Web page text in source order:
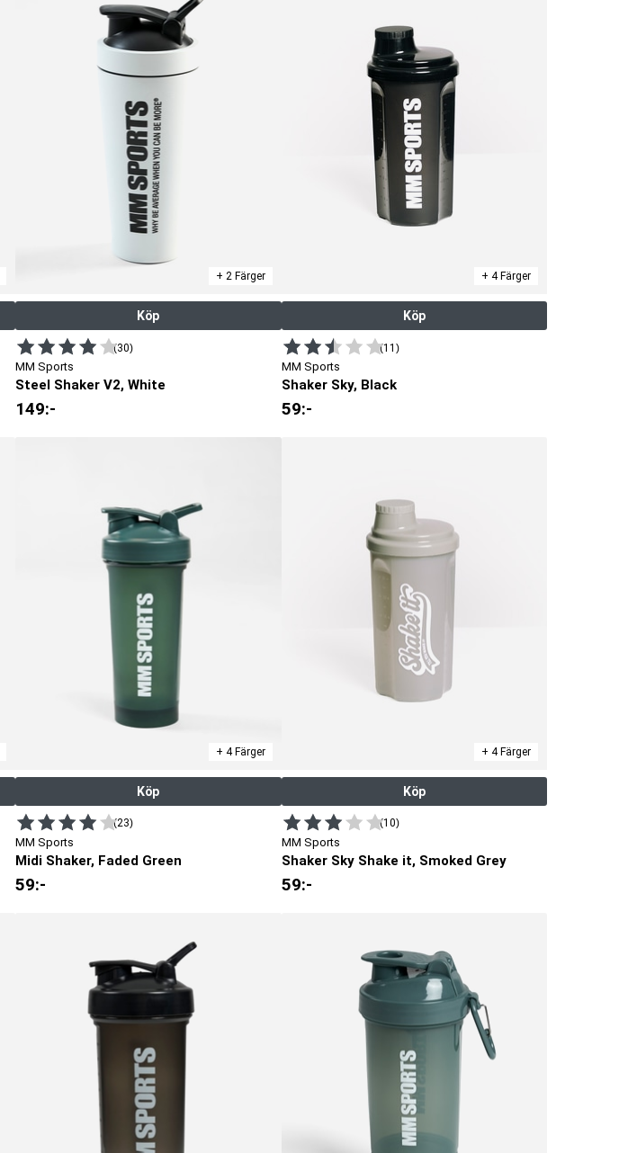
+ 2 Färger
Köp
(30)
MM Sports
Steel Shaker V2, White
149:-
+ 4 Färger
Köp
(11)
MM Sports
Shaker Sky, Black
59:-
+ 4 Färger
Köp
(23)
MM Sports
Midi Shaker, Faded Green
59:-
+ 4 Färger
Köp
(10)
MM Sports
Shaker Sky Shake it, Smoked Grey
59:-